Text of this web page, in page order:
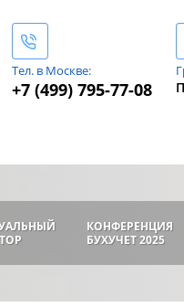
Тел. в Москве:
+7 (499) 795-77-08
КОНФЕРЕНЦИЯ
БУХУЧЕТ 2025